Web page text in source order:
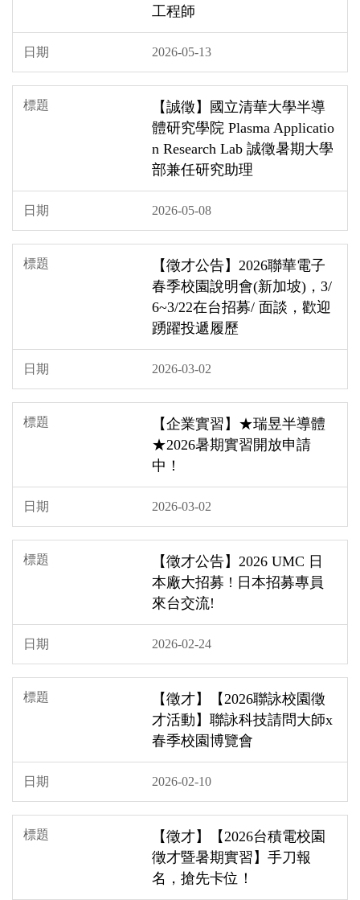
工程師
2026-05-13
【誠徵】國立清華大學半導
體研究學院 Plasma Applicatio
n Research Lab 誠徵暑期大學
部兼任研究助理
2026-05-08
【徵才公告】2026聯華電子
春季校園說明會(新加坡)，3/
6~3/22在台招募/ 面談，歡迎
踴躍投遞履歷
2026-03-02
【企業實習】★瑞昱半導體
★2026暑期實習開放申請
中！
2026-03-02
【徵才公告】2026 UMC 日
本廠大招募 ! 日本招募專員
來台交流!
2026-02-24
【徵才】【2026聯詠校園徵
才活動】聯詠科技請問大師x
春季校園博覽會
2026-02-10
【徵才】【2026台積電校園
徵才暨暑期實習】手刀報
名，搶先卡位！